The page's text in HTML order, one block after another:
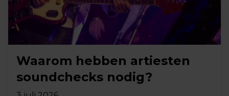
Waarom hebben artiesten
soundchecks nodig?